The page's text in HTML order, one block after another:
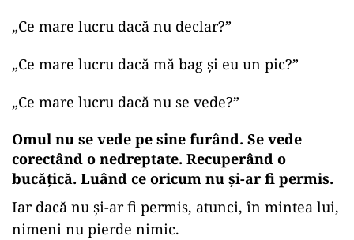
„Ce mare lucru dacă nu declar?”
„Ce mare lucru dacă mă bag și eu un pic?”
„Ce mare lucru dacă nu se vede?”
Omul nu se vede pe sine furând. Se vede
corectând o nedreptate. Recuperând o
bucățică. Luând ce oricum nu și-ar fi permis.
Iar dacă nu și-ar fi permis, atunci, în mintea lui,
nimeni nu pierde nimic.